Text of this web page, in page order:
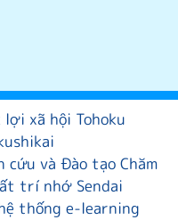
xã hội Tohoku
cứu và Đào tạo Chăm
trí nhớ Sendai
thống e-learning